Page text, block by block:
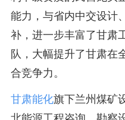
能力，与省内中交设计
补，进一步丰富了甘肃
队，大幅提升了甘肃在
合竞争力。
甘肃能化旗下兰州煤矿